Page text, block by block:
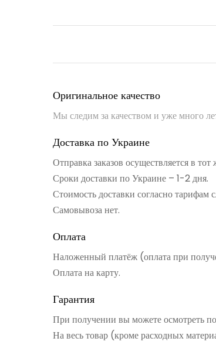
Оригинальное качество
Мы следим за качеством и уже много
Доставка по Украине
Отправка заказов осуществляется в
Сроки доставки по Украине – 1-2 дня.
Стоимость доставки согласно тарифам
Самовывоза нет.
Оплата
Наложенный платёж (оплата при
Оплата на карту.
Гарантия
При получении вы можете осмотреть
На весь товар (кроме расходных